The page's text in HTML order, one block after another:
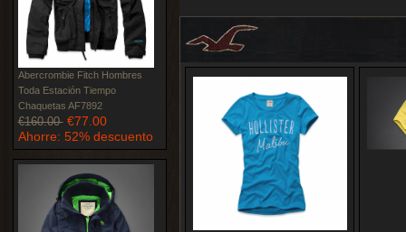
Abercrombie Fitch Hombres
Toda Estación Tiempo
Chaquetas AF7892
€160.00 €77.00
Ahorre: 52% descuento